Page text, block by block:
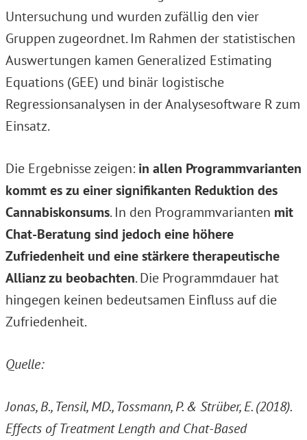
Untersuchung und wurden zufällig den vier
Gruppen zugeordnet. Im Rahmen der statistischen
Auswertungen kamen Generalized Estimating
Equations (GEE) und binär logistische
Regressionsanalysen in der Analysesoftware R zum
Einsatz.
Die Ergebnisse zeigen: in allen Programmvarianten
kommt es zu einer signifikanten Reduktion des
Cannabiskonsums. In den Programmvarianten mit
Chat-Beratung sind jedoch eine höhere
Zufriedenheit und eine stärkere therapeutische
Allianz zu beobachten. Die Programmdauer hat
hingegen keinen bedeutsamen Einfluss auf die
Zufriedenheit.
Quelle:
Jonas, B., Tensil, MD., Tossmann, P. & Strüber, E. (2018).
Effects of Treatment Length and Chat-Based